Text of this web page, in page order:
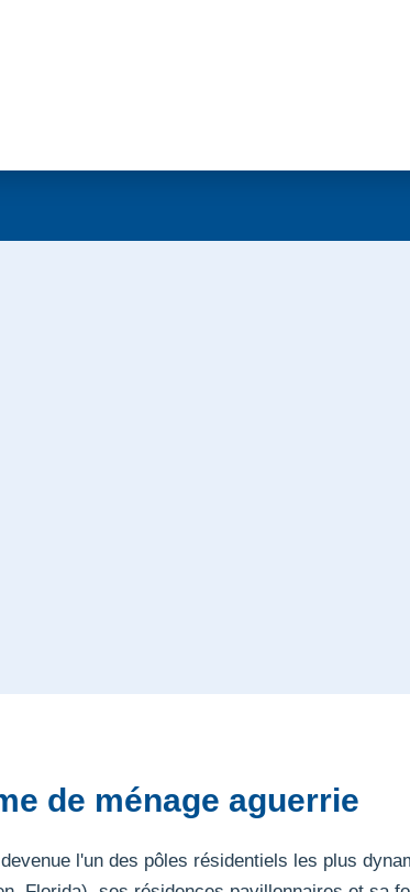
de ménage aguerrie
l'un des pôles résidentiels les plus